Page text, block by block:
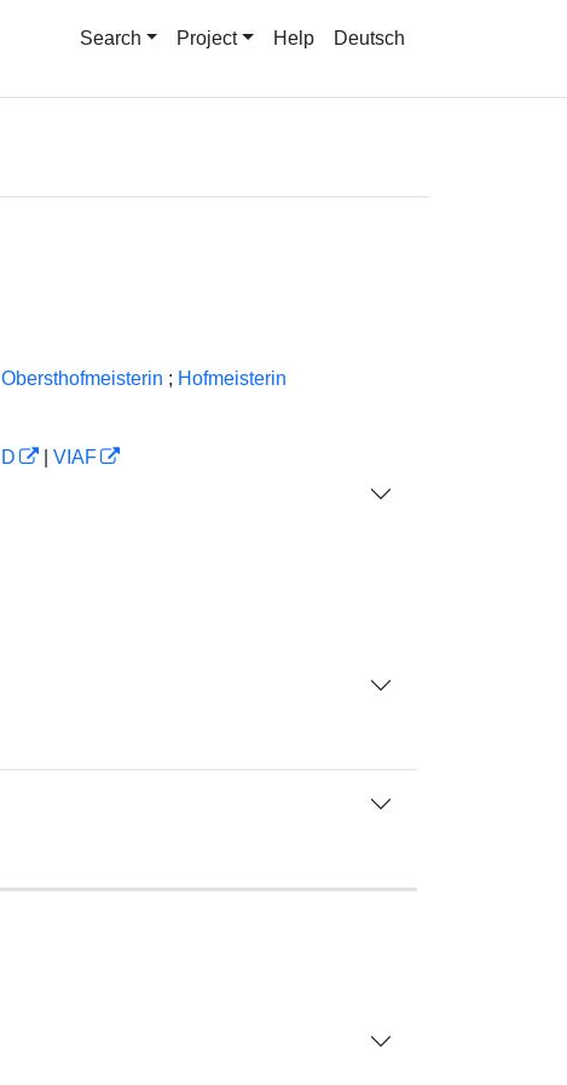
Search Project Help Deutsch
Obersthofmeisterin ; Hofmeisterin
VIAF